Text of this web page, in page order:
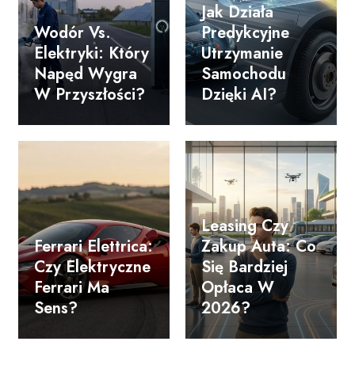
Wodór Vs.
Elektryki: Który
Napęd Wygra
W Przyszłości?
Jak Działa
Predykcyjne
Utrzymanie
Samochodu
Dzięki AI?
Ferrari Elettrica:
Czy Elektryczne
Ferrari Ma
Sens?
Leasing Czy
Zakup Auta: Co
Się Bardziej
Opłaca W
2026?